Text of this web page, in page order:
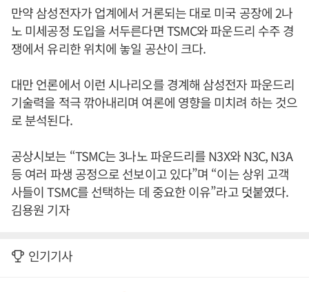
만약 삼성전자가 업계에서 거론되는 대로 미국 공장에 2나
노 미세공정 도입을 서두른다면 TSMC와 파운드리 수주 경
쟁에서 유리한 위치에 놓일 공산이 크다.
대만 언론에서 이런 시나리오를 경계해 삼성전자 파운드리
기술력을 적극 깎아내리며 여론에 영향을 미치려 하는 것으
로 분석된다.
공상시보는 “TSMC는 3나노 파운드리를 N3X와 N3C, N3A
등 여러 파생 공정으로 선보이고 있다”며 “이는 상위 고객
사들이 TSMC를 선택하는 데 중요한 이유”라고 덧붙였다.
김용원 기자
인기기사